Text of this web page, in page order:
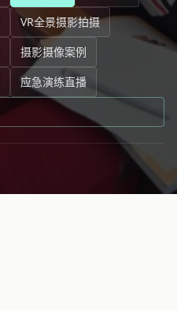
VR全景摄影拍摄
摄影摄像案例
应急演练直播